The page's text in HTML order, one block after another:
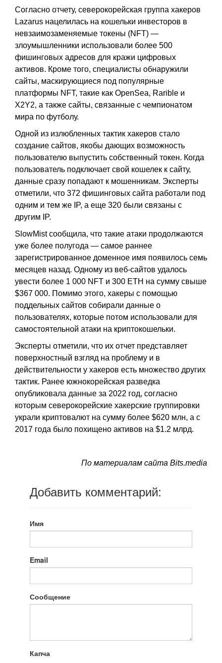
Согласно отчету, северокорейская группа хакеров
Lazarus нацелилась на кошельки инвесторов в
невзаимозаменяемые токены (NFT) —
злоумышленники использовали более 500
фишинговых адресов для кражи цифровых
активов. Кроме того, специалисты обнаружили
сайты, маскирующиеся под популярные
платформы NFT, такие как OpenSea, Rarible и
X2Y2, а также сайты, связанные с чемпионатом
мира по футболу.
Одной из излюбленных тактик хакеров стало
создание сайтов, якобы дающих возможность
пользователю выпустить собственный токен. Когда
пользователь подключает свой кошелек к сайту,
данные сразу попадают к мошенникам. Эксперты
отметили, что 372 фишинговых сайта работали под
одним и тем же IP, а еще 320 были связаны с
другим IP.
SlowMist сообщила, что такие атаки продолжаются
уже более полугода — самое раннее
зарегистрированное доменное имя появилось семь
месяцев назад. Одному из веб-сайтов удалось
увести более 1 000 NFT и 300 ETH на сумму свыше
$367 000. Помимо этого, хакеры с помощью
поддельных сайтов собирали данные о
пользователях, которые потом использовали для
самостоятельной атаки на криптокошельки.
Эксперты отметили, что их отчет представляет
поверхностный взгляд на проблему и в
действительности у хакеров есть множество других
тактик. Ранее южнокорейская разведка
опубликовала данные за 2022 год, согласно
которым северокорейские хакерские группировки
украли криптовалют на сумму более $620 млн, а с
2017 года было похищено активов на $1.2 млрд.
По материалам сайта Bits.media
Добавить комментарий:
Имя
Email
Сообщение
Капча